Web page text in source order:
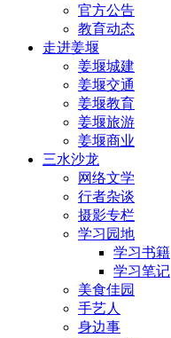
官方公告
教育动态
走进姜堰
姜堰城建
姜堰交通
姜堰教育
姜堰旅游
姜堰商业
三水沙龙
网络文学
行者杂谈
摄影专栏
学习园地
学习书籍
学习笔记
美食佳园
手艺人
身边事